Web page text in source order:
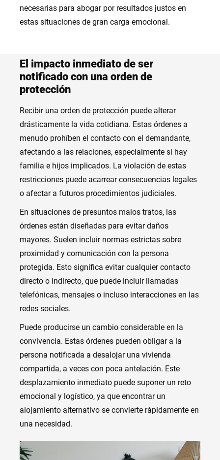
necesarias para abogar por resultados justos en
estas situaciones de gran carga emocional.
El impacto inmediato de ser
notificado con una orden de
protección
Recibir una orden de protección puede alterar
drásticamente la vida cotidiana. Estas órdenes a
menudo prohíben el contacto con el demandante,
afectando a las relaciones, especialmente si hay
familia e hijos implicados. La violación de estas
restricciones puede acarrear consecuencias legales
o afectar a futuros procedimientos judiciales.
En situaciones de presuntos malos tratos, las
órdenes están diseñadas para evitar daños
mayores. Suelen incluir normas estrictas sobre
proximidad y comunicación con la persona
protegida. Esto significa evitar cualquier contacto
directo o indirecto, que puede incluir llamadas
telefónicas, mensajes o incluso interacciones en las
redes sociales.
Puede producirse un cambio considerable en la
convivencia. Estas órdenes pueden obligar a la
persona notificada a desalojar una vivienda
compartida, a veces con poca antelación. Este
desplazamiento inmediato puede suponer un reto
emocional y logístico, ya que encontrar un
alojamiento alternativo se convierte rápidamente en
una necesidad.